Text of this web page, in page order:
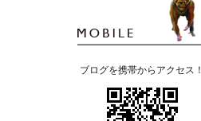
ブログを携帯からアクセス！